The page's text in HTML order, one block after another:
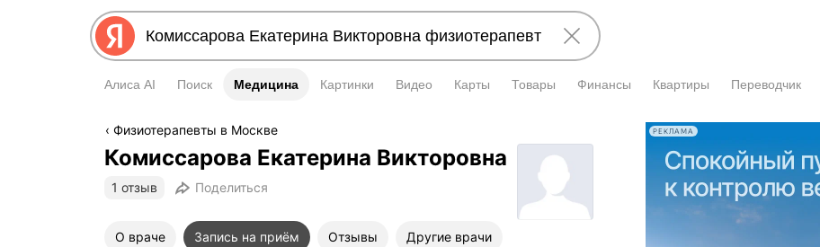
Алиса AI Поиск Медицина
Медицина Картинки Видео Карты Товары Финансы Квартиры Переводчик
Физиотерапевты в Москве
Комиссарова Екатерина Викторовна
1 отзыв Поделиться
О враче Запись на приём Отзывы Другие врачи
РЕКЛАМА